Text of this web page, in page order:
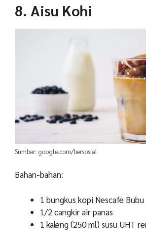
8. Aisu Kohi
Sumber: google.com/bersosial
Bahan-bahan:
1 bungkus kopi Nescafe Bubu
1/2 cangkir air panas
1 kaleng (250 ml) susu UHT